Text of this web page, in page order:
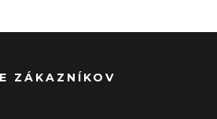
ZÁKAZNÍKOV